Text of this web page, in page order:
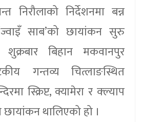
निरौलाको निर्देशनमा बन्न
साब’को छायांकन सुरु
बिहान मकवानपुर
गन्तव्य चित्लाङस्थित
स्क्रिप्ट, क्यामेरा र क्ल्याप
थालिएको हो ।